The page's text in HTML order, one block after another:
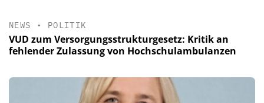
NEWS • POLITIK
VUD zum Versorgungsstrukturgesetz: Kritik an
fehlender Zulassung von Hochschulambulanzen